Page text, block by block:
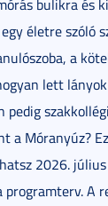
bulikra és
életre szóló
a
lett
pedig
a Móranyúz?
2026.
programterv. A